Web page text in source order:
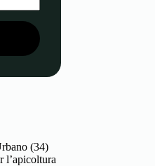
(34)
l’apicoltura